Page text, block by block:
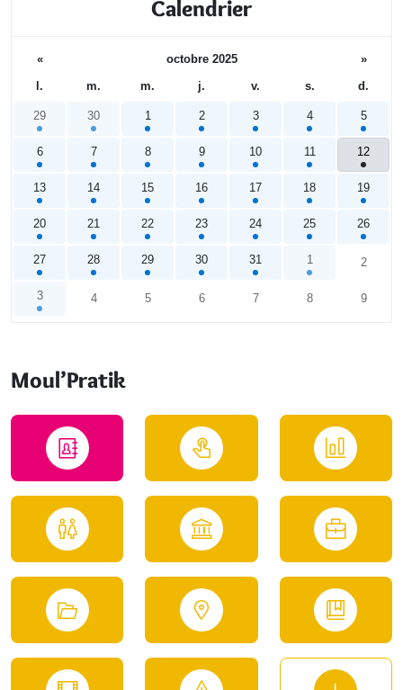
Calendrier
« octobre 2025
»
l.
m. m. j. v. s. d.
29 30 1 2 3 4 5
6 7 8 9 10 11 12
13 14 15 16 17 18 19
20 21 22 23 24 25 26
27 28 29 30 31 1 2
3 4 5 6 7 8 9
Moul’Pratik